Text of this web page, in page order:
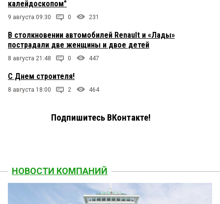
калейдоскопом"
9 августа 09:30 0 231
В столкновении автомобилей Renault и «Лады»
пострадали две женщины и двое детей
8 августа 21:48 0 447
С Днем строителя!
8 августа 18:00 2 464
Подпишитесь ВКонтакте!
НОВОСТИ КОМПАНИЙ